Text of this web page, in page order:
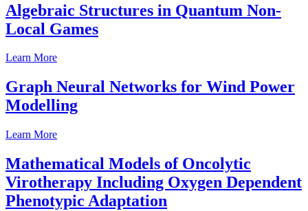
Algebraic Structures in Quantum Non-
Local Games
Learn More
Graph Neural Networks for Wind Power
Modelling
Learn More
Mathematical Models of Oncolytic
Virotherapy Including Oxygen Dependent
Phenotypic Adaptation